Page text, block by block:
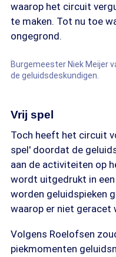
waarop het circuit
te maken. Tot nu toe
ongegrond.
Burgemeester Niek Meijer
de geluidsdeskundigen.
Vrij spel
Toch heeft het circuit
spel' doordat de
aan de activiteiten op
wordt uitgedrukt in
worden geluidspieken
waarop er niet geracet
Volgens Roelofsen
piekmomenten